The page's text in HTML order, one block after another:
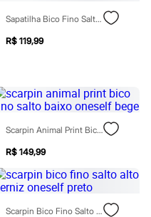
Sapatilha Bico Fino Salto Baixo Marrom
R$ 119,99
Scarpin Animal Print Bico Fino Salto Baixo Oneself Bege
R$ 149,99
Scarpin Bico Fino Salto Alto Verniz Oneself Preto